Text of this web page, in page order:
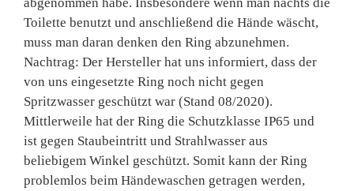
abgenommen habe. Insbesondere wenn man nachts die
Toilette benutzt und anschließend die Hände wäscht,
muss man daran denken den Ring abzunehmen.
Nachtrag: Der Hersteller hat uns informiert, dass der
von uns eingesetzte Ring noch nicht gegen
Spritzwasser geschützt war (Stand 08/2020).
Mittlerweile hat der Ring die Schutzklasse IP65 und
ist gegen Staubeintritt und Strahlwasser aus
beliebigem Winkel geschützt. Somit kann der Ring
problemlos beim Händewaschen getragen werden,